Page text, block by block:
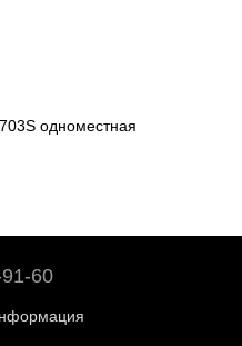
одноместная
60